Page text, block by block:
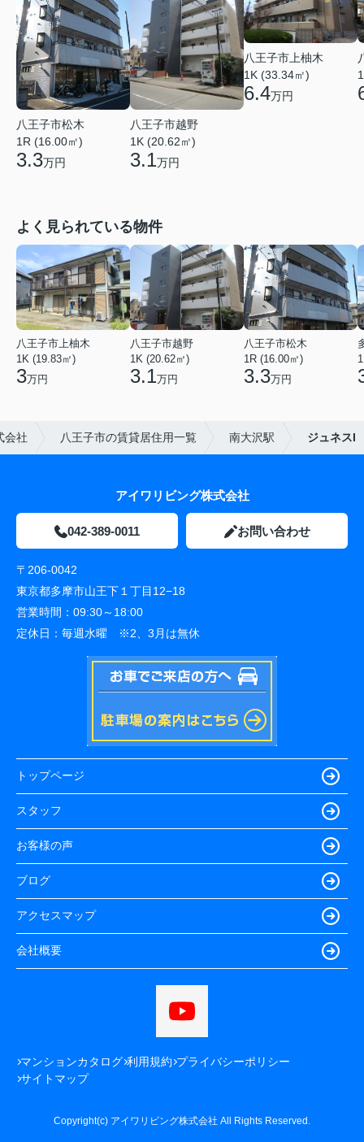
八王子市松木
1R (16.00㎡)
3.3万円
八王子市越野
1K (20.62㎡)
3.1万円
八王子市上柚木
1K (33.34㎡)
6.4万円
よく見られている物件
八王子市上柚木
1K (19.83㎡)
3万円
八王子市越野
1K (20.62㎡)
3.1万円
八王子市松木
1R (16.00㎡)
3.3万円
会社 八王子市の賃貸居住用一覧 南大沢駅 ジュネスI
アイワリビング株式会社
042-389-0011 お問い合わせ
〒206-0042
東京都多摩市山王下１丁目12−18
営業時間： 09:30～18:00
定休日： 毎週水曜 ※2、3月は無休
トップページ
スタッフ
お客様の声
ブログ
アクセスマップ
会社概要
マンションカタログ 利用規約 プライバシーポリシー
サイトマップ
Copyright(c) アイワリビング株式会社 All Rights Reserved.